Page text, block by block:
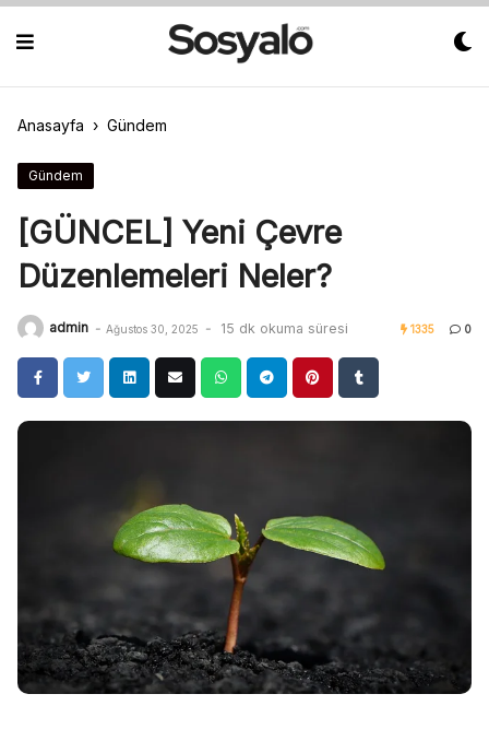
Skip
Anasayfa › Gündem
Gündem
[GÜNCEL] Yeni Çevre
Düzenlemeleri Neler?
admin - Ağustos 30, 2025 - 15 dk okuma süresi 1335 0